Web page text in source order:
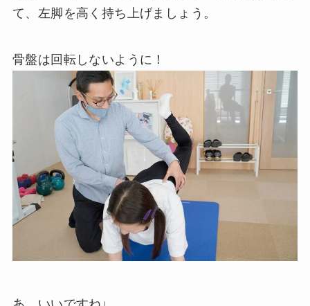
て、左脚を高く持ち上げましょう。
骨盤は回転しないように！